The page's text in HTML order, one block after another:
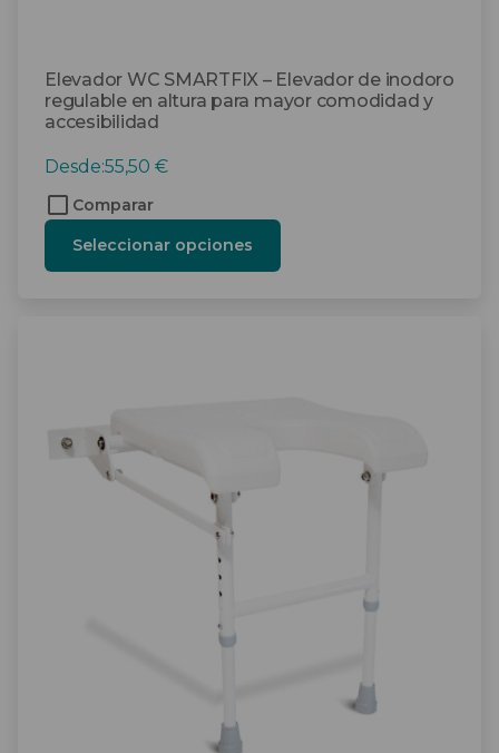
Elevador WC SMARTFIX – Elevador de inodoro
regulable en altura para mayor comodidad y
accesibilidad
Desde:55,50 €
Comparar
Seleccionar opciones